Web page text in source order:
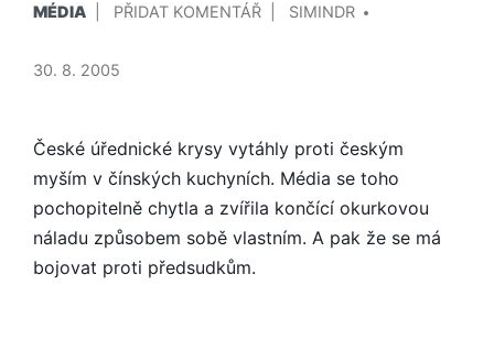
V
MÉDIA PŘIDAT KOMENTÁŘNA
A
V
ČÍŇANY
SIMINDR
30. 8. 2005
České úřednické krysy vytáhly proti českým
myším v čínských kuchyních. Média se toho
pochopitelně chytla a zvířila končící okurkovou
náladu způsobem sobě vlastním. A pak že se má
bojovat proti předsudkům.